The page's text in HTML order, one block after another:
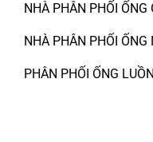
NHÀ PHÂN PHỐI ỐNG
NHÀ PHÂN PHỐI
PHÂN PHỐI ỐNG